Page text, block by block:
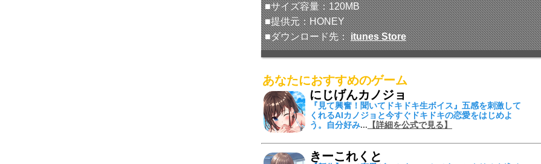
■サイズ容量：120MB
■提供元：HONEY
■ダウンロード先： itunes Store
あなたにおすすめのゲーム
にじげんカノジョ
『見て興奮！聞いてドキドキ生ボイス』 五感を刺激して
くれるAIカノジョ と今すぐドキドキの恋愛をはじめよ
う。自分好み... 【詳細を公式で見る】
きーこれくと